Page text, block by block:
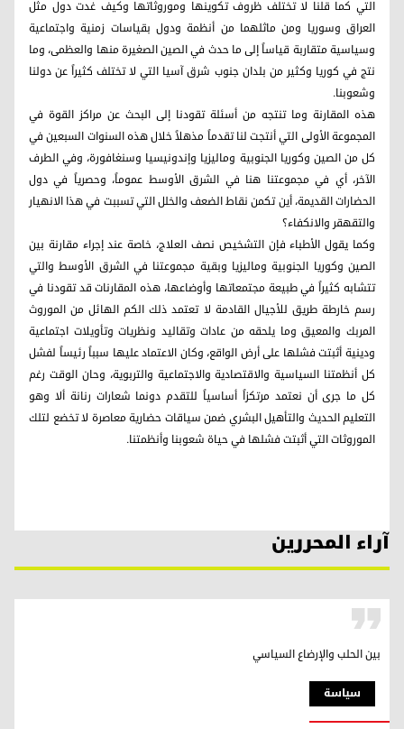
التي كما قلنا لا تختلف ظروف تكوينها وموروثاتها وكيف غدت دول مثل
العراق وسوريا ومن ماثلهما من أنظمة ودول بقياسات زمنية واجتماعية
وسياسية متقاربة قياساً إلى ما حدث في الصين الصغيرة منها والعظمى، وما
نتج في كوريا وكثير من بلدان جنوب شرق آسيا التي لا تختلف كثيراً عن دولنا
وشعوبنا.
هذه المقارنة وما تنتجه من أسئلة تقودنا إلى البحث عن مراكز القوة في
المجموعة الأولى التي أنتجت لنا تقدماً مذهلاً خلال هذه السنوات السبعين في
كل من الصين وكوريا الجنوبية وماليزيا وإندونيسيا وسنغافورة، وفي الطرف
الآخر، أي في مجموعتنا هنا في الشرق الأوسط عموماً، وحصرياً في دول
الحضارات القديمة، أين تكمن نقاط الضعف والخلل التي تسببت في هذا الانهيار
والتقهقر والانكفاء؟
وكما يقول الأطباء فإن التشخيص نصف العلاج، خاصة عند إجراء مقارنة بين
الصين وكوريا الجنوبية وماليزيا وبقية مجموعتنا في الشرق الأوسط والتي
تتشابه كثيراً في طبيعة مجتمعاتها وأوضاعها، هذه المقارنات قد تقودنا في
رسم خارطة طريق للأجيال القادمة لا تعتمد ذلك الكم الهائل من الموروث
المربك والمعيق وما يلحقه من عادات وتقاليد ونظريات وتأويلات اجتماعية
ودينية أثبتت فشلها على أرض الواقع، وكان الاعتماد عليها سبباً رئيساً لفشل
كل أنظمتنا السياسية والاقتصادية والاجتماعية والتربوية، وحان الوقت رغم
كل ما جرى أن نعتمد مرتكزاً أساسياً للتقدم دونما شعارات رنانة ألا وهو
التعليم الحديث والتأهيل البشري ضمن سياقات حضارية معاصرة لا تخضع لتلك
الموروثات التي أثبتت فشلها في حياة شعوبنا وأنظمتنا.
آراء المحررين
سیاسة
بين الحلب والإرضاع السياسي